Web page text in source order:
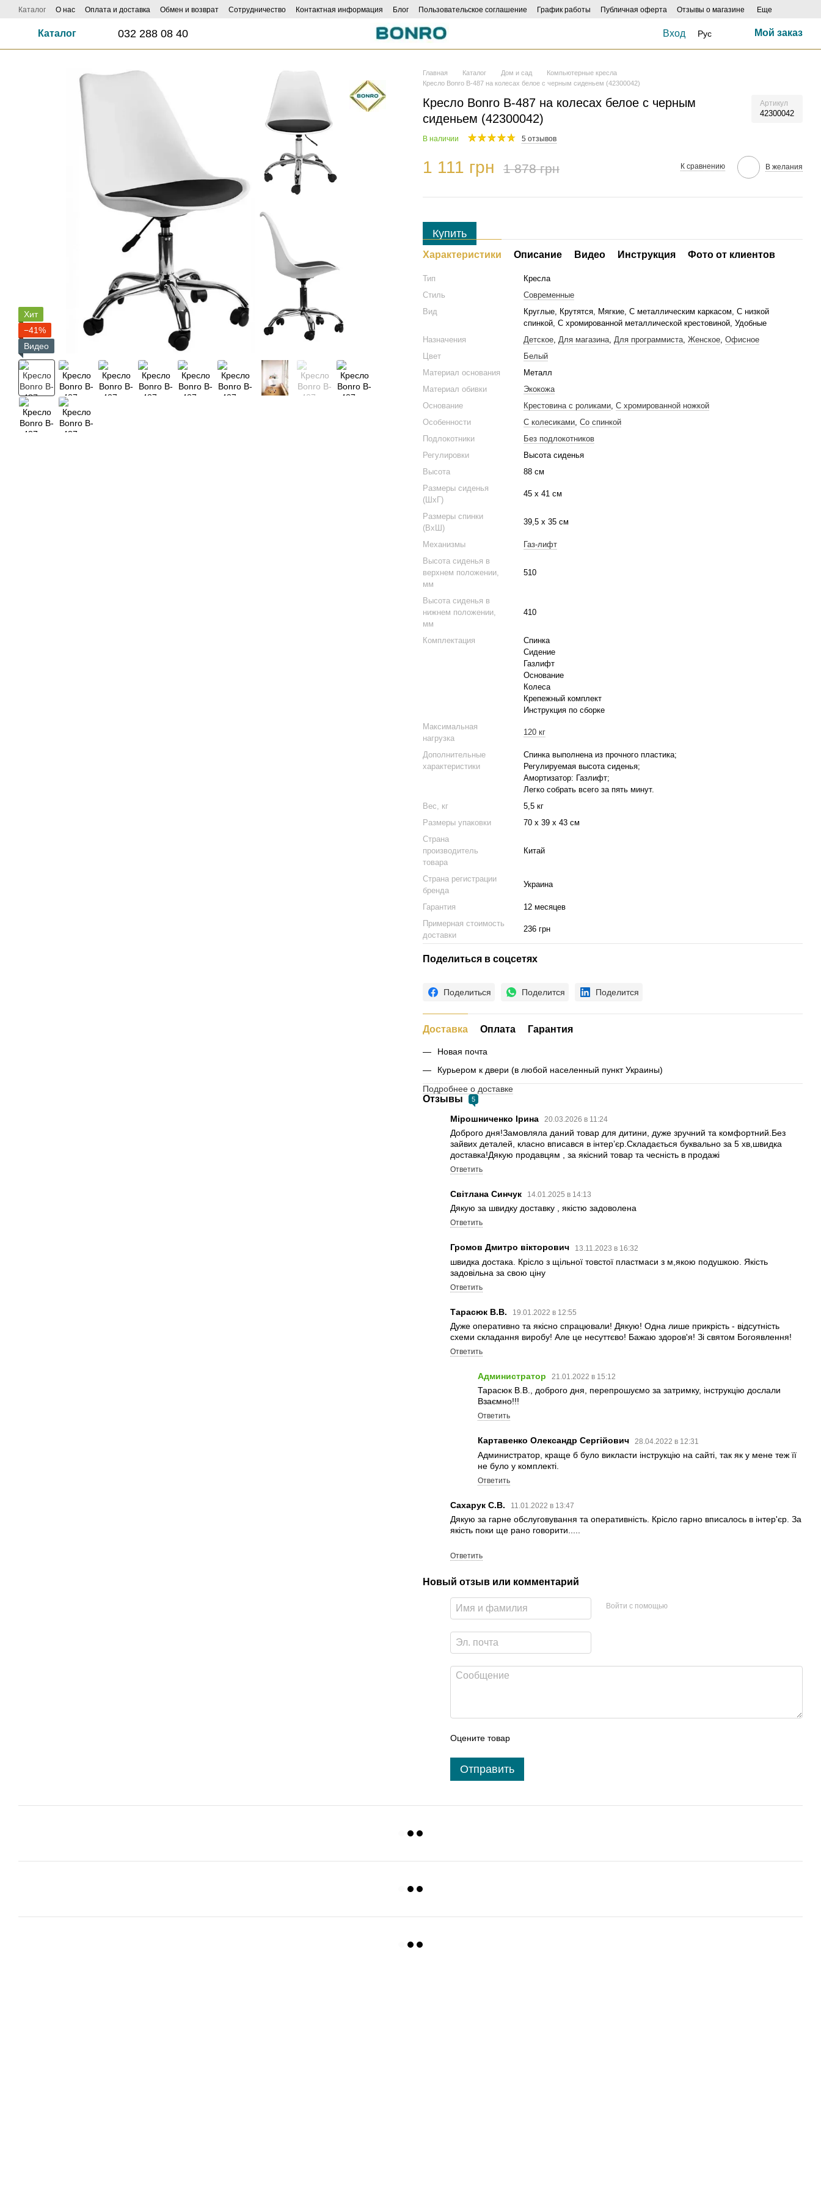
Перейти к основному контенту
Каталог О нас Оплата и доставка Обмен и возврат Сотрудничество Контактная информация Блог Пользовательское соглашение График работы Публичная оферта Отзывы о магазине Еще
Каталог 032 288 08 40 Вход Рус Мой заказ
Хит
−41%
Видео
Главная Каталог Дом и сад
Компьютерные кресла
Кресло Bonro B-487 на колесах белое с черным сиденьем (42300042)
Кресло Bonro B-487 на колесах белое с черным
сиденьем (42300042)
Артикул
42300042
В наличии 5 отзывов
1 111 грн 1 878 грн К сравнению В желания
Купить
Характеристики Описание Видео Инструкция Фото от клиентов
Тип
Кресла
Стиль
Современные
Вид
Круглые, Крутятся, Мягкие, С металлическим каркасом, С низкой
спинкой, С хромированной металлической крестовиной, Удобные
Назначения
Детское, Для магазина, Для программиста, Женское, Офисное
Цвет
Белый
Материал основания
Металл
Материал обивки
Экокожа
Основание
Крестовина с роликами, С хромированной ножкой
Особенности
С колесиками, Со спинкой
Подлокотники
Без подлокотников
Регулировки
Высота сиденья
Высота
88 см
Размеры сиденья
(ШхГ)
45 x 41 см
Размеры спинки
(ВхШ)
39,5 х 35 см
Механизмы
Газ-лифт
Высота сиденья в
верхнем положении,
мм
510
Высота сиденья в
нижнем положении,
мм
410
Комплектация
Спинка
Сидение
Газлифт
Основание
Колеса
Крепежный комплект
Инструкция по сборке
Максимальная
нагрузка
120 кг
Дополнительные
характеристики
Спинка выполнена из прочного пластика;
Регулируемая высота сиденья;
Амортизатор: Газлифт;
Легко собрать всего за пять минут.
Вес, кг
5,5 кг
Размеры упаковки
70 х 39 х 43 см
Страна
производитель
товара
Китай
Страна регистрации
бренда
Украина
Гарантия
12 месяцев
Примерная стоимость
доставки
236 грн
Поделиться в соцсетях
Поделиться Поделится Поделится
Доставка Оплата Гарантия
Новая почта
Курьером к двери (в любой населенный пункт Украины)
Подробнее о доставке
Отзывы 5
Мірошниченко Ірина 20.03.2026 в 11:24
Доброго дня!Замовляла даний товар для дитини, дуже зручний та комфортний.Без
зайвих деталей, класно вписався в інтерʼєр.Складається буквально за 5 хв,швидка
доставка!Дякую продавцям , за якісний товар та чесність в продажі
Ответить
Світлана Синчук 14.01.2025 в 14:13
Дякую за швидку доставку , якістю задоволена
Ответить
Громов Дмитро вікторович 13.11.2023 в 16:32
швидка достака. Крісло з щільної товстої пластмаси з м,якою подушкою. Якість
задовільна за свою ціну
Ответить
Тарасюк В.В. 19.01.2022 в 12:55
Дуже оперативно та якісно спрацювали! Дякую! Одна лише прикрість - відсутність
схеми складання виробу! Але це несуттєво! Бажаю здоров'я! Зі святом Богоявлення!
Ответить
Администратор 21.01.2022 в 15:12
Тарасюк В.В., доброго дня, перепрошуємо за затримку, інструкцію дослали
Взаємно!!!
Ответить
Картавенко Олександр Сергійович 28.04.2022 в 12:31
Администратор, краще б було викласти інструкцію на сайті, так як у мене теж її
не було у комплекті.
Ответить
Сахарук С.В. 11.01.2022 в 13:47
Дякую за гарне обслуговування та оперативність. Крісло гарно вписалось в інтер'єр. За
якість поки ще рано говорити.....
Ответить
Новый отзыв или комментарий
Войти с помощью
Оцените товар
Отправить